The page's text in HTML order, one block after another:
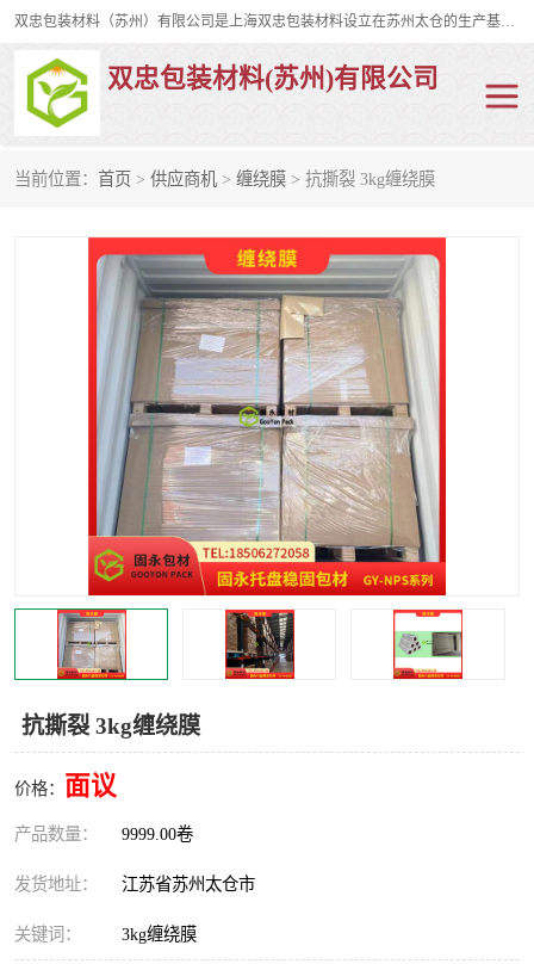
双忠包装材料（苏州）有限公司是上海双忠包装材料设立在苏州太仓的生产基地，占地约2万平米，产品主要有打孔缠绕膜，拉伸蜂窝纸，集装箱充气袋，滑托板，打包带，裹包网兜，防滑纸等箱体和托盘的运输和保护性包材。固永包材®，GooYon Pack®，是我们保护性包装材料的专属品牌。
双忠包装材料(苏州)有限公司
当前位置： 首页 > 供应商机 > 缠绕膜 > 抗撕裂 3kg缠绕膜
抗撕裂 3kg缠绕膜
价格： 面议
产品数量： 9999.00卷
发货地址： 江苏省苏州太仓市
关键词： 3kg缠绕膜
裹包网兜 纤维打包带
充气袋
缠绕膜
托盘裹包网兜
托盘捆绑带